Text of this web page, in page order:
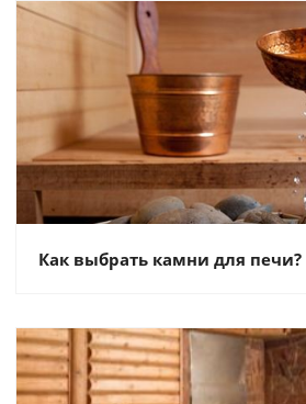
Как выбрать камни для печи?